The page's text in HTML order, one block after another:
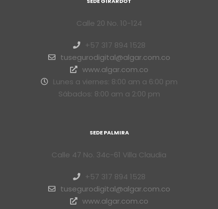
Calle 20 No. 10-124
+57 317 894 1528
tusegurodigital@algar.com.co
www.algar.com.co
Lunes a viernes: 8:00 am a 6:00 pm
Sábados: 8:00 am a 2:00 pm
SEDE PALMIRA
Calle 47 No. 34c-61 Villa Claudia
+57 317 894 1528
tusegurodigital@algar.com.co
www.algar.com.co